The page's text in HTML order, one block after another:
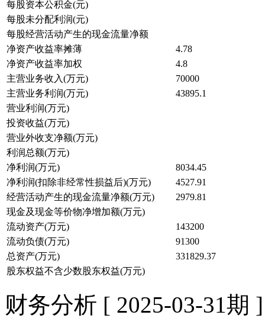
每股资本公积金(元)
每股未分配利润(元)
每股经营活动产生的现金流量净额
净资产收益率摊薄
4.78
净资产收益率加权
4.8
主营业务收入(万元)
70000
主营业务利润(万元)
43895.1
营业利润(万元)
投资收益(万元)
营业外收支净额(万元)
利润总额(万元)
净利润(万元)
8034.45
净利润(扣除非经常性损益后)(万元)
4527.91
经营活动产生的现金流量净额(万元)
2979.81
现金及现金等价物净增加额(万元)
流动资产(万元)
143200
流动负债(万元)
91300
总资产(万元)
331829.37
股东权益不含少数股东权益(万元)
财务分析 [ 2025-03-31期 ]